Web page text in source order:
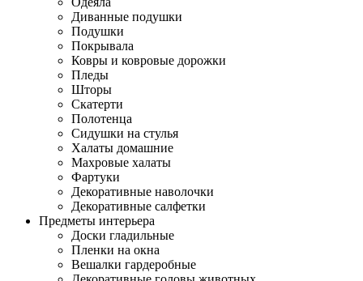
Диванные подушки
Подушки
Покрывала
Ковры и ковровые дорожки
Пледы
Шторы
Скатерти
Полотенца
Сидушки на стулья
Халаты домашние
Махровые халаты
Фартуки
Декоративные наволочки
Декоративные салфетки
Предметы интерьера
Доски гладильные
Пленки на окна
Вешалки гардеробные